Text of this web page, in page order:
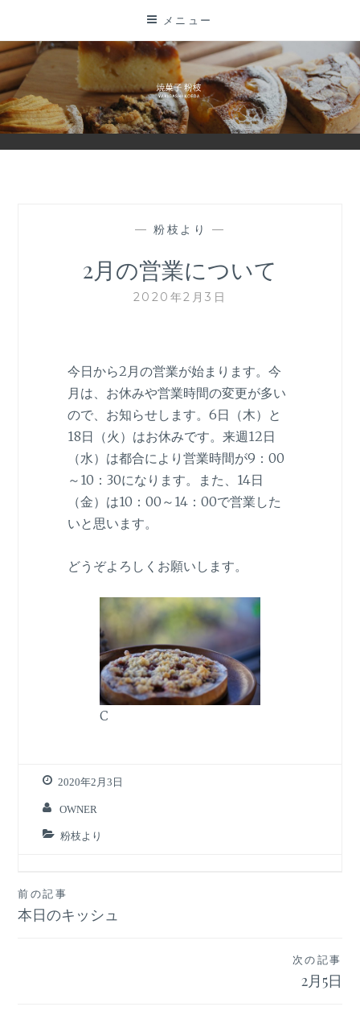
テ
ン
ツ
に
メニュー
— 粉枝より —
2月の営業について
2020年2月3日
今日から2月の営業が始まります。今
月は、お休みや営業時間の変更が多い
ので、お知らせします。6日（木）と
18日（火）はお休みです。来週12日
（水）は都合により営業時間が9：00
～10：30になります。また、14日
（金）は10：00～14：00で営業した
いと思います。
どうぞよろしくお願いします。
C
2020年2月3日
OWNER
粉枝より
投
稿
前の記事
本日のキッシュ
次の記事
2月5日